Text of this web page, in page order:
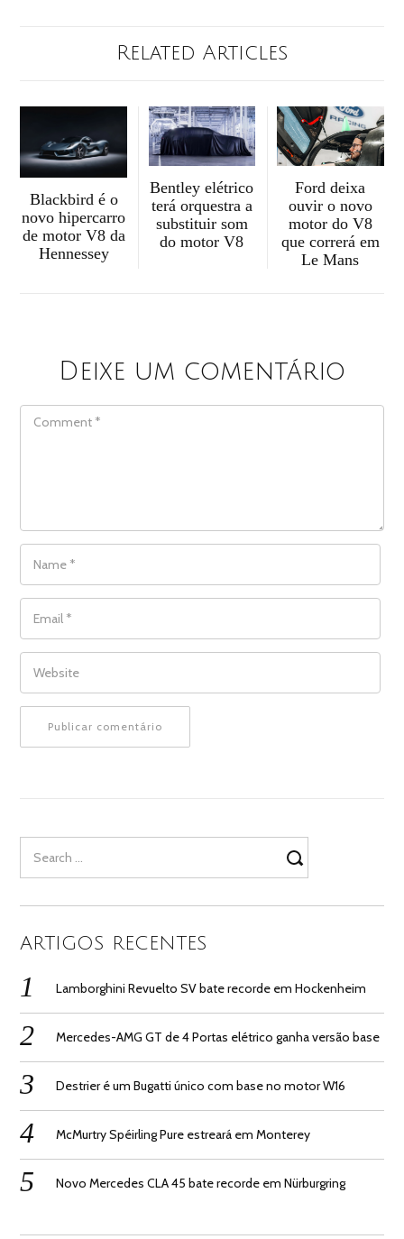
Related Articles
Blackbird é o
novo hipercarro
de motor V8 da
Hennessey
Bentley elétrico
terá orquestra a
substituir som
do motor V8
Ford deixa
ouvir o novo
motor do V8
que correrá em
Le Mans
Deixe um comentário
COMMENT
NAME
EMAIL
WEBSITE
for:
ARTIGOS RECENTES
Lamborghini Revuelto SV bate recorde em Hockenheim
Mercedes-AMG GT de 4 Portas elétrico ganha versão base
Destrier é um Bugatti único com base no motor W16
McMurtry Spéirling Pure estreará em Monterey
Novo Mercedes CLA 45 bate recorde em Nürburgring